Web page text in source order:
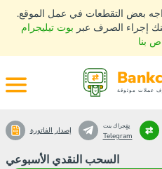
بعض التقطعات في عمل الموقع.
إجراء الصرف عبر بوت تيليجرام
بنا
عملات موثوقة
السحب النقدي الأسبوعي
إصدار الفاتورة تٍفٍجراك بنت
Telegram